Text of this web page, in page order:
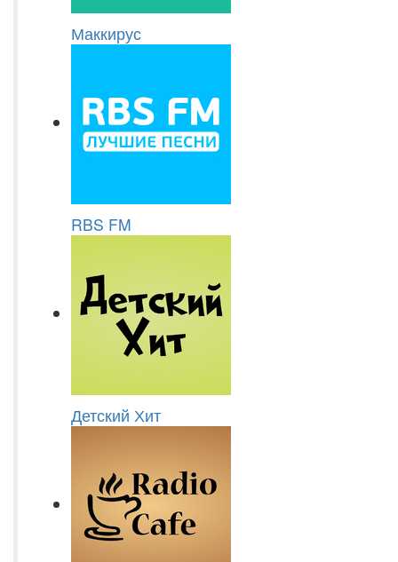
Маккирус
RBS FM
Детский Хит